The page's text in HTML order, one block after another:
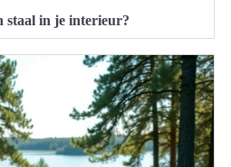
staal in je interieur?